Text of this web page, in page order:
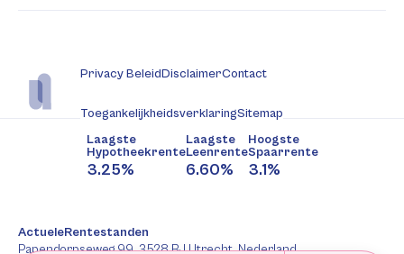
Privacy BeleidDisclaimerContact
ToegankelijkheidsverklaringSitemap
Laagste
Hypotheekrente
3.25%
Laagste
Leenrente
6.60%
Hoogste
Spaarrente
3.1%
ActueleRentestanden
Papendorpseweg 99, 3528 BJ Utrecht, Nederland